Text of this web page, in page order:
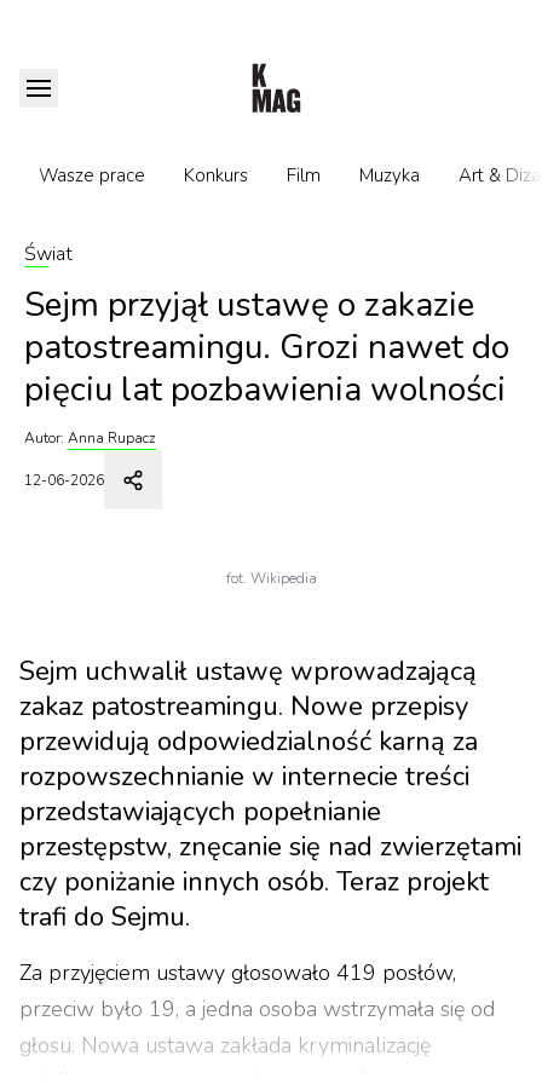
Wasze prace Konkurs Film Muzyka Art &
Świat
Sejm przyjął ustawę o zakazie
patostreamingu. Grozi nawet do
pięciu lat pozbawienia wolności
Autor: Anna Rupacz
12-06-2026
fot. Wikipedia
Sejm uchwalił ustawę wprowadzającą
zakaz patostreamingu. Nowe przepisy
przewidują odpowiedzialność karną za
rozpowszechnianie w internecie treści
przedstawiających popełnianie
przestępstw, znęcanie się nad zwierzętami
czy poniżanie innych osób. Teraz projekt
trafi do Sejmu.
Za przyjęciem ustawy głosowało 419 posłów,
przeciw było 19, a jedna osoba wstrzymała się od
głosu. Nowa ustawa zakłada kryminalizację